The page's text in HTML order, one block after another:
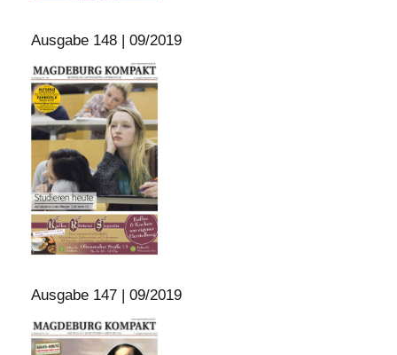
Ausgabe 148 | 09/2019
Ausgabe 147 | 09/2019